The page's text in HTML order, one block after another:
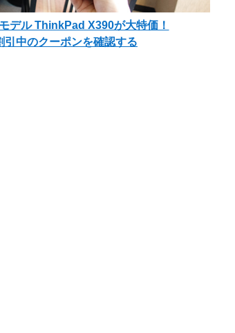
デル ThinkPad X390が大特価！
引中のクーポンを確認する